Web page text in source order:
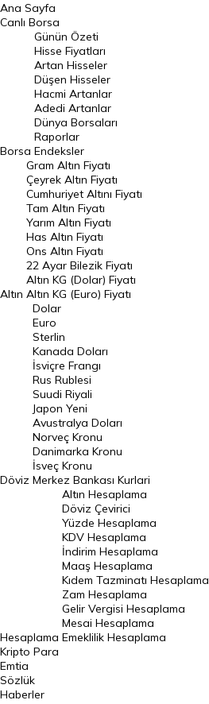
BIST 100 Hisseleri
En Çok Artan Hisseler
En Çok Düşen Hisseler
Hacmi Artanlar
Geçmiş Kapanışlar
Dünya Borsaları
Raporlar
Endeksler
DÖVİZ
Döviz Kuru
Dolar Kuru
Euro Kuru
Pound Kuru
Frank Kuru
Riyal Kuru
Avustralya Doları
Danimarka Kronu Kuru
Kanada Doları Kuru
Norveç Kronu Kuru
İsveç Kronu Kuru
Japon Yeni Kuru
Serbest Piyasa Döviz Kurları
Merkez Bankası Döviz Kurları
Altın Fiyatları
Gram Altın Fiyatı
Çeyrek Altın Fiyatı
Ana Sayfa
Canlı Borsa
Borsa
Günün Özeti
Hisse Fiyatları
Artan Hisseler
Düşen Hisseler
Hacmi Artanlar
Adedi Artanlar
Dünya Borsaları
Raporlar
Endeksler
Altın
Gram Altın Fiyatı
Çeyrek Altın Fiyatı
Cumhuriyet Altını Fiyatı
Tam Altın Fiyatı
Yarım Altın Fiyatı
Has Altın Fiyatı
Ons Altın Fiyatı
22 Ayar Bilezik Fiyatı
Altın KG (Dolar) Fiyatı
Altın KG (Euro) Fiyatı
Döviz
Dolar
Euro
Sterlin
Kanada Doları
İsviçre Frangı
Rus Rublesi
Suudi Riyali
Japon Yeni
Avustralya Doları
Norveç Kronu
Danimarka Kronu
İsveç Kronu
Merkez Bankası Kurlari
Hesaplama
Altın Hesaplama
Döviz Çevirici
Yüzde Hesaplama
KDV Hesaplama
İndirim Hesaplama
Maaş Hesaplama
Kıdem Tazminatı Hesaplama
Zam Hesaplama
Gelir Vergisi Hesaplama
Mesai Hesaplama
Emeklilik Hesaplama
Kripto Para
Emtia
Sözlük
Haberler